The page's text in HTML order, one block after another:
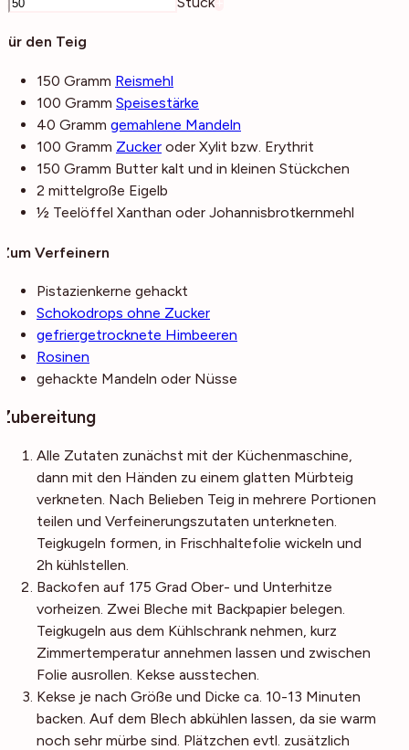
Für den Teig
150 Gramm Reismehl
100 Gramm Speisestärke
40 Gramm gemahlene Mandeln
100 Gramm Zucker oder Xylit bzw. Erythrit
150 Gramm Butter kalt und in kleinen Stückchen
2 mittelgroße Eigelb
½ Teelöffel Xanthan oder Johannisbrotkernmehl
Zum Verfeinern
Pistazienkerne gehackt
Schokodrops ohne Zucker
gefriergetrocknete Himbeeren
Rosinen
gehackte Mandeln oder Nüsse
Zubereitung
Alle Zutaten zunächst mit der Küchenmaschine,
dann mit den Händen zu einem glatten Mürbteig
verkneten. Nach Belieben Teig in mehrere Portionen
teilen und Verfeinerungszutaten unterkneten.
Teigkugeln formen, in Frischhaltefolie wickeln und
2h kühlstellen.
Backofen auf 175 Grad Ober- und Unterhitze
vorheizen. Zwei Bleche mit Backpapier belegen.
Teigkugeln aus dem Kühlschrank nehmen, kurz
Zimmertemperatur annehmen lassen und zwischen
Folie ausrollen. Kekse ausstechen.
Kekse je nach Größe und Dicke ca. 10-13 Minuten
backen. Auf dem Blech abkühlen lassen, da sie warm
noch sehr mürbe sind. Plätzchen evtl. zusätzlich